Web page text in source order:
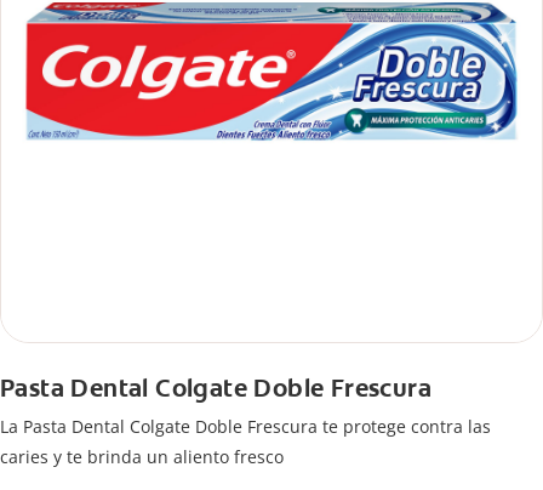
Pasta Dental Colgate Doble Frescura
La Pasta Dental Colgate Doble Frescura te protege contra las
caries y te brinda un aliento fresco